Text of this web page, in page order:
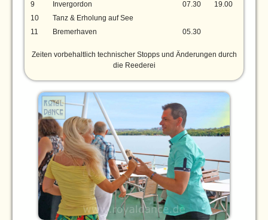
9 Invergordon 07.30
19.00
10
Tanz & Erholung auf See
11
Bremerhaven 05.30
Zeiten vorbehaltlich technischer Stopps und Änderungen durch
die Reederei